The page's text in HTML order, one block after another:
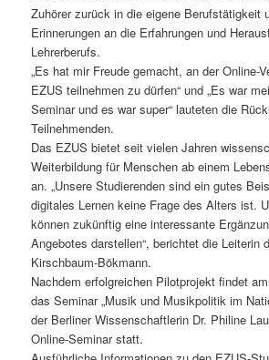
Zuhörer zurück in die eigene Berufstätigkeit
Erinnerungen an die Erfahrungen und
Lehrerberufs.
„Es hat mir Freude gemacht, an der Online-
EZUS teilnehmen zu dürfen“ und „Es war
Seminar und es war super“ lauteten die
Teilnehmenden.
Das EZUS bietet seit vielen Jahren
Weiterbildung für Menschen ab einem
an. „Unsere Studierenden sind ein gutes
digitales Lernen keine Frage des Alters ist.
können zukünftig eine interessante
Angebotes darstellen“, berichtet die Leiterin
Kirschbaum-Bökmann.
Nachdem erfolgreichen Pilotprojekt findet
das Seminar „Musik und Musikpolitik im
der Berliner Wissenschaftlerin Dr. Philine
Online-Seminar statt.